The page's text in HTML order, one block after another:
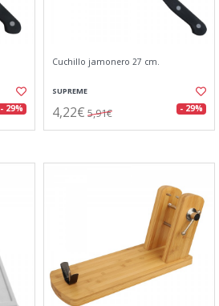
- 29%
Cuchillo jamonero 27 cm.
SUPREME
4,22€ 5,91€ - 29%